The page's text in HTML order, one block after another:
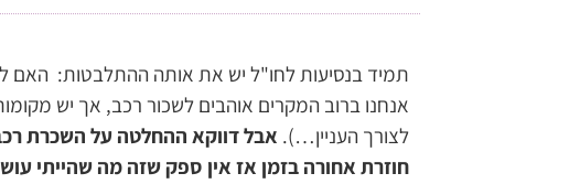
תמיד בנסיעות לחו"ל יש את אותה ההתלבטות: האם
אנחנו ברוב המקרים אוהבים לשכור רכב, אך יש
לצורך העניין…). אבל דווקא ההחלטה על השכרת
חוזרת אחורה בזמן אז אין ספק שזה מה שהייתי